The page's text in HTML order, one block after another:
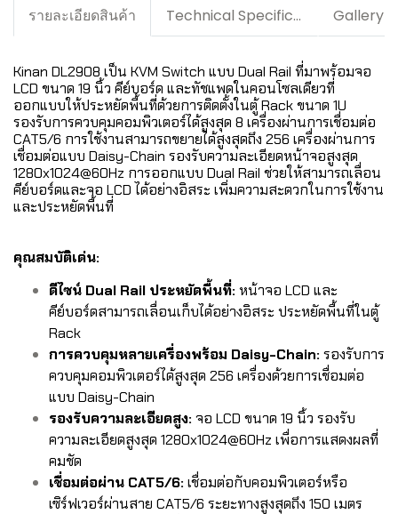
รายละเอียดสินค้า Technical Specification / Downloads Gallery
Kinan DL2908 เป็น KVM Switch แบบ Dual Rail ที่มาพร้อมจอ
LCD ขนาด 19 นิ้ว คีย์บอร์ด และทัชแพดในคอนโซลเดียวที่
ออกแบบให้ประหยัดพื้นที่ด้วยการติดตั้งในตู้ Rack ขนาด 1U
รองรับการควบคุมคอมพิวเตอร์ได้สูงสุด 8 เครื่องผ่านการเชื่อมต่อ
CAT5/6 การใช้งานสามารถขยายได้สูงสุดถึง 256 เครื่องผ่านการ
เชื่อมต่อแบบ Daisy-Chain รองรับความละเอียดหน้าจอสูงสุด
1280x1024@60Hz การออกแบบ Dual Rail ช่วยให้สามารถเลื่อน
คีย์บอร์ดและจอ LCD ได้อย่างอิสระ เพิ่มความสะดวกในการใช้งาน
และประหยัดพื้นที่
คุณสมบัติเด่น:
ดีไซน์ Dual Rail ประหยัดพื้นที่: หน้าจอ LCD และ
คีย์บอร์ดสามารถเลื่อนเก็บได้อย่างอิสระ ประหยัดพื้นที่ในตู้
Rack
การควบคุมหลายเครื่องพร้อม Daisy-Chain: รองรับการ
ควบคุมคอมพิวเตอร์ได้สูงสุด 256 เครื่องด้วยการเชื่อมต่อ
แบบ Daisy-Chain
รองรับความละเอียดสูง: จอ LCD ขนาด 19 นิ้ว รองรับ
ความละเอียดสูงสุด 1280x1024@60Hz เพื่อการแสดงผลที่
คมชัด
เชื่อมต่อผ่าน CAT5/6: เชื่อมต่อกับคอมพิวเตอร์หรือ
เซิร์ฟเวอร์ผ่านสาย CAT5/6 ระยะทางสูงสุดถึง 150 เมตร